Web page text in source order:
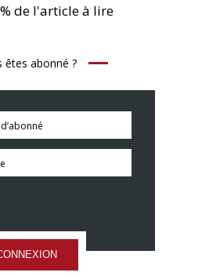
de l'article à lire
êtes abonné ?